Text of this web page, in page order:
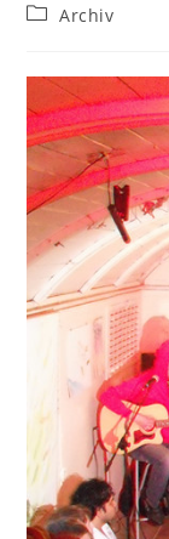
Beitrags-
Archiv